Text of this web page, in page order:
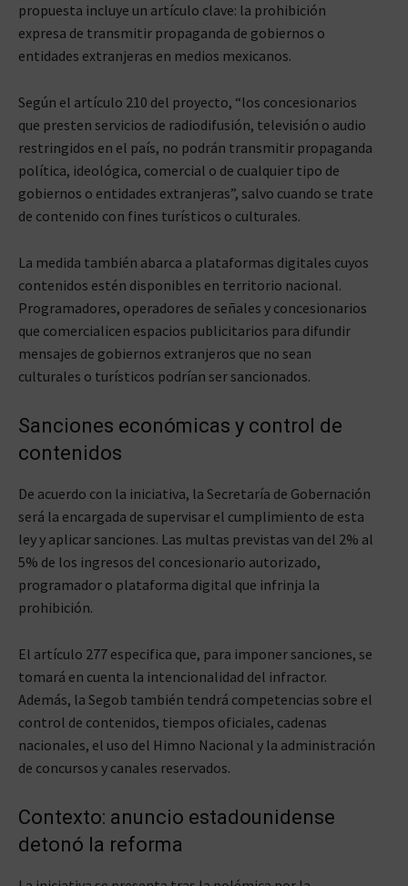
propuesta incluye un artículo clave: la prohibición
expresa de transmitir propaganda de gobiernos o
entidades extranjeras en medios mexicanos.
Según el artículo 210 del proyecto, “los concesionarios
que presten servicios de radiodifusión, televisión o audio
restringidos en el país, no podrán transmitir propaganda
política, ideológica, comercial o de cualquier tipo de
gobiernos o entidades extranjeras”, salvo cuando se trate
de contenido con fines turísticos o culturales.
La medida también abarca a plataformas digitales cuyos
contenidos estén disponibles en territorio nacional.
Programadores, operadores de señales y concesionarios
que comercialicen espacios publicitarios para difundir
mensajes de gobiernos extranjeros que no sean
culturales o turísticos podrían ser sancionados.
Sanciones económicas y control de
contenidos
De acuerdo con la iniciativa, la Secretaría de Gobernación
será la encargada de supervisar el cumplimiento de esta
ley y aplicar sanciones. Las multas previstas van del 2% al
5% de los ingresos del concesionario autorizado,
programador o plataforma digital que infrinja la
prohibición.
El artículo 277 especifica que, para imponer sanciones, se
tomará en cuenta la intencionalidad del infractor.
Además, la Segob también tendrá competencias sobre el
control de contenidos, tiempos oficiales, cadenas
nacionales, el uso del Himno Nacional y la administración
de concursos y canales reservados.
Contexto: anuncio estadounidense
detonó la reforma